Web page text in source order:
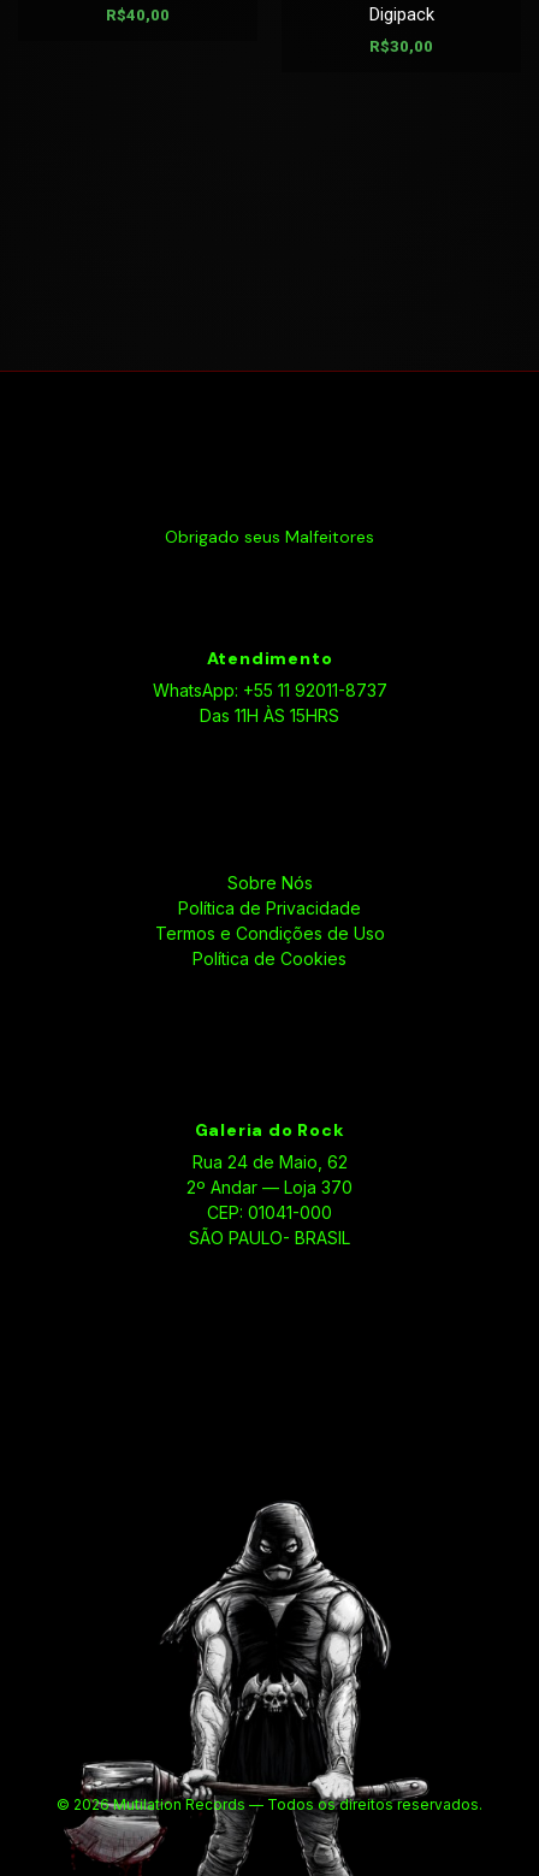
R$40,00
Digipack
R$30,00
Obrigado seus Malfeitores
Atendimento
WhatsApp: +55 11 92011-8737
Das 11H ÀS 15HRS
Sobre Nós
Política de Privacidade
Termos e Condições de Uso
Política de Cookies
Galeria do Rock
Rua 24 de Maio, 62
2º Andar — Loja 370
CEP: 01041-000
SÃO PAULO- BRASIL
© 2026 Mutilation Records — Todos os direitos reservados.